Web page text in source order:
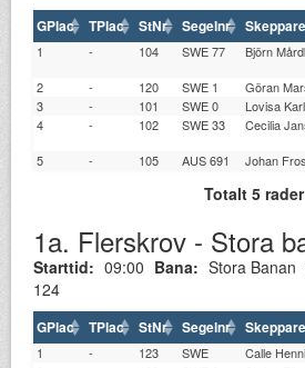
GPlac TPlac StNr Segelnr Skeppare
1 - 104 SWE 77
Björn
2
- 120 SWE 1 Göran
3
- 101 SWE 0 Lovisa
4
- 102 SWE 33
Cecilia
5
- 105 AUS 691 Johan
Totalt 5 rader
1a. Flerskrov - Stora
Starttid: 09:00 Bana: Stora Banan
124
GPlac TPlac StNr Segelnr Skeppare
1 - 123 SWE Calle